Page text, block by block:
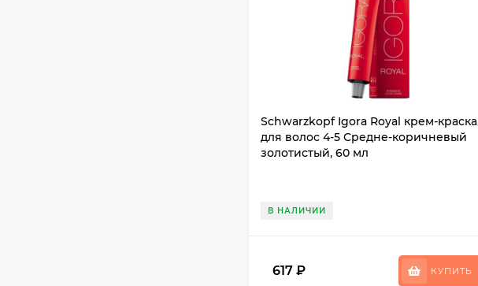
Schwarzkopf Igora Royal крем-краска
для волос 4-5 Средне-коричневый
золотистый, 60 мл
В НАЛИЧИИ
617 ₽ КУПИТЬ